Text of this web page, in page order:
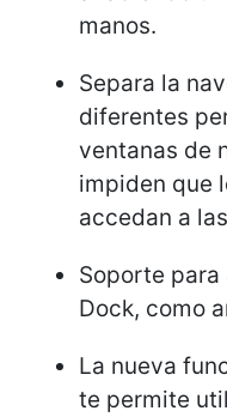
manos.
Separa la
diferentes
ventanas de
impiden que
accedan a
Soporte
Dock, como
La nueva
te permite